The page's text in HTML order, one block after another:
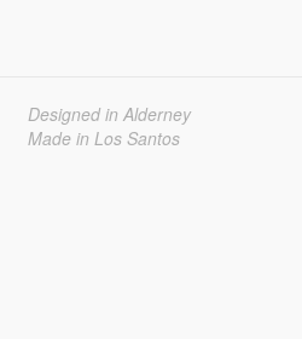
Designed in Alderney
Made in Los Santos